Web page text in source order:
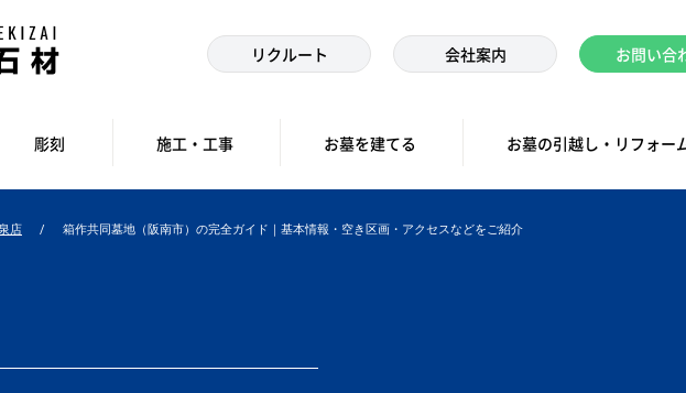
リクルート 会社案内 お問い合
彫刻 施工・工事 お墓を建てる お墓の引越し・リフォー
店 箱作共同墓地（阪南市）の完全ガイド｜基本情報・空き区画・アクセスなどをご紹介